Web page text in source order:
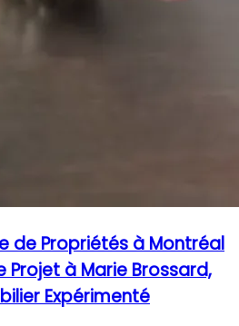
de Propriétés à Montréal
Projet à Marie Brossard,
Expérimenté